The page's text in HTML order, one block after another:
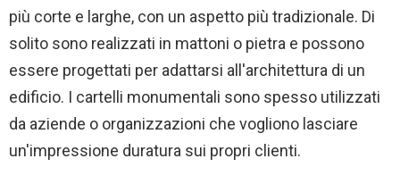
più corte e larghe, con un aspetto più tradizionale. Di
solito sono realizzati in mattoni o pietra e possono
essere progettati per adattarsi all'architettura di un
edificio. I cartelli monumentali sono spesso utilizzati
da aziende o organizzazioni che vogliono lasciare
un'impressione duratura sui propri clienti.